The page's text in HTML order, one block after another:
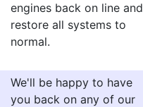
engines back on line and
restore all systems to
normal.
We'll be happy to have
you back on any of our